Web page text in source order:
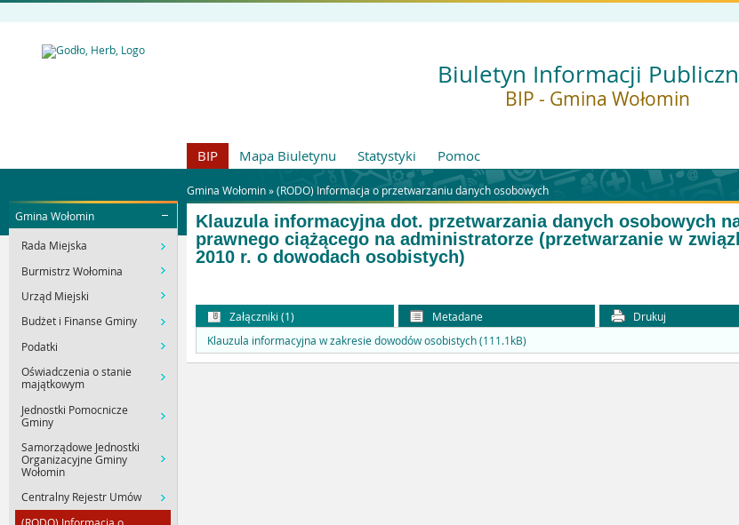
Biuletyn Informacji
BIP - Gmina Wołomin
BIP Mapa Biuletynu Statystyki Pomoc
Gmina Wołomin »(RODO) Informacja o przetwarzaniu danych osobowych
Gmina Wołomin
Rada Miejska
Burmistrz Wołomina
Urząd Miejski
Budżet i Finanse Gminy
Podatki
Oświadczenia o stanie
majątkowym
Jednostki Pomocnicze
Gminy
Samorządowe Jednostki
Organizacyjne Gminy
Wołomin
Centralny Rejestr Umów
(RODO) Informacja o
Klauzula informacyjna dot. przetwarzania danych osobowych
prawnego ciążącego na administratorze (przetwarzanie w
2010 r. o dowodach osobistych)
Załączniki (1) Metadane Drukuj
Klauzula informacyjna w zakresie dowodów osobistych (111.1kB)